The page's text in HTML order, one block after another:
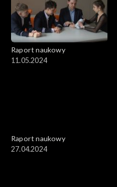
Raport naukowy
11.05.2024
Raport naukowy
27.04.2024